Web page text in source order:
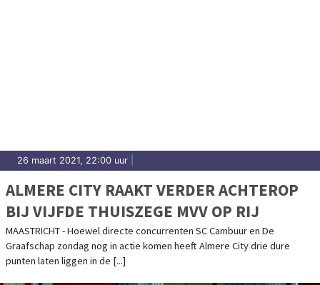
26 maart 2021, 22:00 uur
ALMERE CITY RAAKT VERDER ACHTEROP
BIJ VIJFDE THUISZEGE MVV OP RIJ
MAASTRICHT - Hoewel directe concurrenten SC Cambuur en De
Graafschap zondag nog in actie komen heeft Almere City drie dure
punten laten liggen in de [...]